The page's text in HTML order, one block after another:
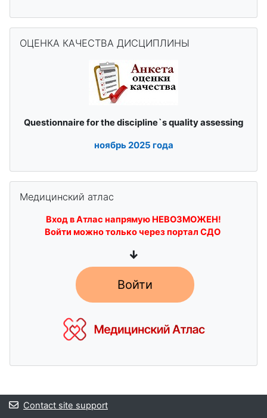
ОЦЕНКА КАЧЕСТВА ДИСЦИПЛИНЫ
Questionnaire for the discipline`squality assessing
ноябрь2025 года
Медицинский атлас
Вход в Атлас напрямую НЕВОЗМОЖЕН!
Войти можно только через портал СДО
↓
Войти
Blocks
Contact site support